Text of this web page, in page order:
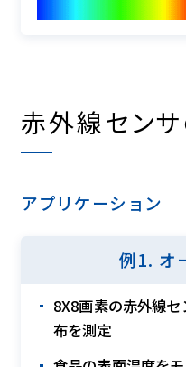
赤外線セン
アプリケーション
例1. オ
8X8画素の赤外線
布を測定